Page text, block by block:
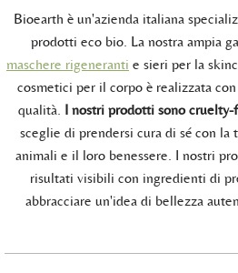
Bioearth è un'azienda italiana
prodotti eco bio. La nostra ampia
maschere rigeneranti e sieri per la
cosmetici per il corpo è realizzata
qualità. I nostri prodotti sono cruelty-
sceglie di prendersi cura di sé con
animali e il loro benessere. I nostri
risultati visibili con ingredienti di
abbracciare un'idea di bellezza